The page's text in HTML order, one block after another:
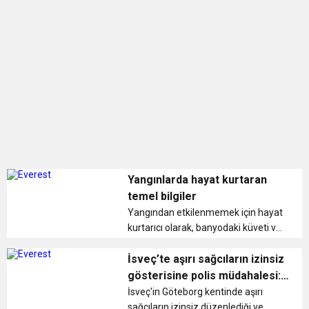
Yangınlarda hayat kurtaran
temel bilgiler
Yangından etkilenmemek için hayat
kurtarıcı olarak, banyodaki küveti ve
kacağın su ile doldurulması
öneriliyor. ...
İsveç’te aşırı sağcıların izinsiz
gösterisine polis müdahalesi:
16 gözaltı
İsveç'in Göteborg kentinde aşırı